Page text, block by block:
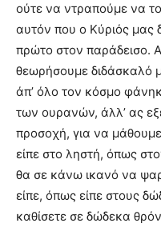
ούτε να ντραπούμε να
αυτόν που ο Κύριός μας
πρώτο στον παράδεισο.
θεωρήσουμε διδάσκαλό
άπ’ όλο τον κόσμο
των ουρανών, άλλ’ ας
προσοχή, για να
είπε στο ληστή, όπως
θα σε κάνω ικανό να
είπε, όπως είπε στους
καθίσετε σε δώδεκα